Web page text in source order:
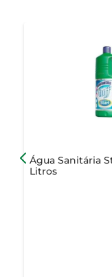
Água Sanitária
Litros